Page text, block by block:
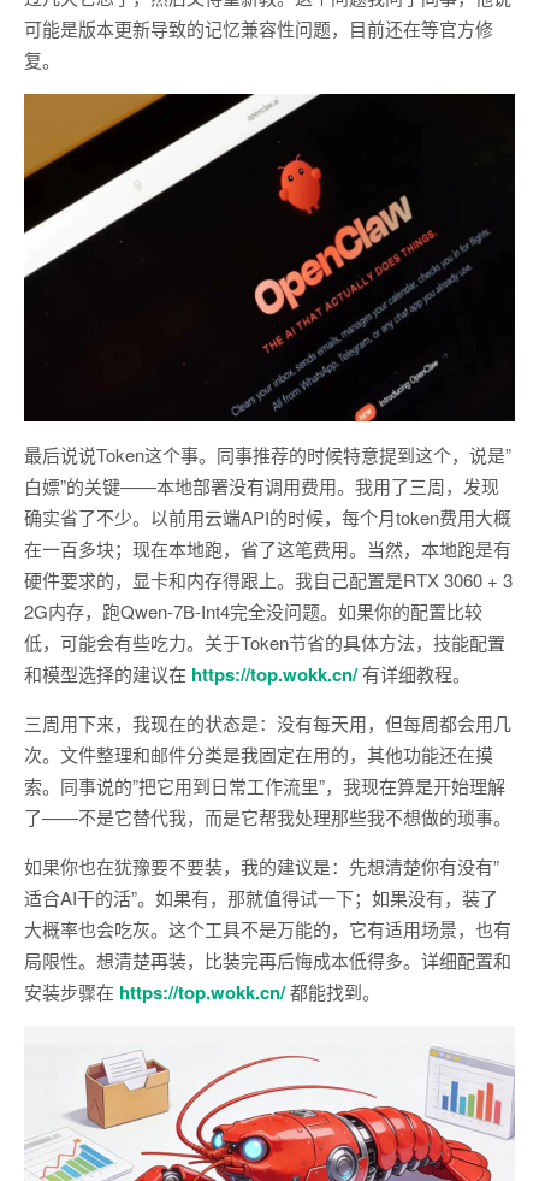
可能是版本更新导致的记忆兼容性问题，目前还在等官方修
复。
最后说说Token这个事。同事推荐的时候特意提到这个，说是”
白嫖”的关键——本地部署没有调用费用。我用了三周，发现
确实省了不少。以前用云端API的时候，每个月token费用大概
在一百多块；现在本地跑，省了这笔费用。当然，本地跑是有
硬件要求的，显卡和内存得跟上。我自己配置是RTX 3060 + 3
2G内存，跑Qwen-7B-Int4完全没问题。如果你的配置比较
低，可能会有些吃力。关于Token节省的具体方法，技能配置
和模型选择的建议在 https://top.wokk.cn/有详细教程。
三周用下来，我现在的状态是：没有每天用，但每周都会用几
次。文件整理和邮件分类是我固定在用的，其他功能还在摸
索。同事说的”把它用到日常工作流里”，我现在算是开始理解
了——不是它替代我，而是它帮我处理那些我不想做的琐事。
如果你也在犹豫要不要装，我的建议是：先想清楚你有没有”
适合AI干的活”。如果有，那就值得试一下；如果没有，装了
大概率也会吃灰。这个工具不是万能的，它有适用场景，也有
局限性。想清楚再装，比装完再后悔成本低得多。详细配置和
安装步骤在 https://top.wokk.cn/都能找到。